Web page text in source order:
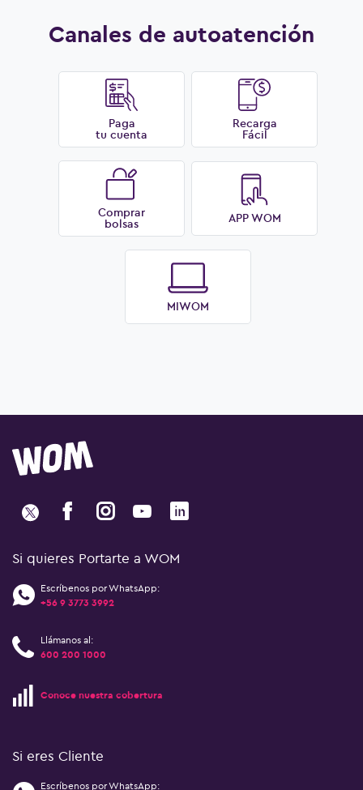
Canales de autoatención
Paga
tu cuenta
Recarga
Fácil
Comprar
bolsas APP WOM
MIWOM
Si quieres Portarte a WOM
Escríbenos por WhatsApp:
+56 9 3773 3992
Llámanos al:
600 200 1000
Conoce nuestra cobertura
Si eres Cliente
Escríbenos por WhatsApp: